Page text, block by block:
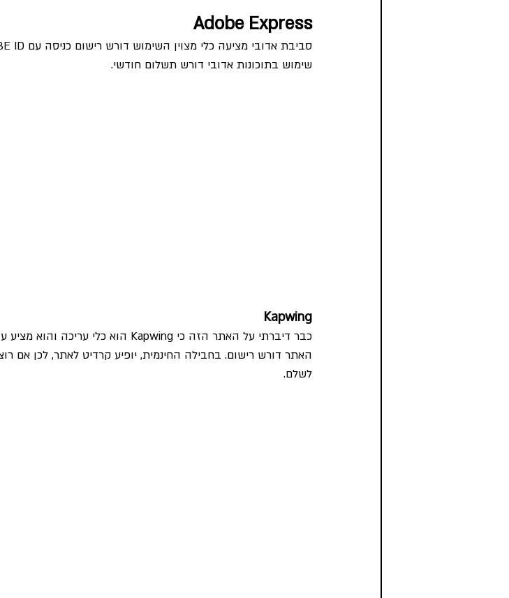
Adobe Express
סביבת אדובי מציעה כלי מצוין השימוש דורש רישום כניסה עם ADOBE ID.
שימוש בתוכונות אדובי דורש תשלום חודשי.
Kapwing
כבר דיברתי על האתר הזה כי Kapwing הוא כלי עריכה והוא מציע עוד כלים נוספים.
האתר דורש רישום. בחבילה החינמית, יופיע קרדיט לאתר, לכן אם
לשלם.